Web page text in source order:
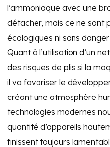
l’ammoniaque avec une
détacher, mais ce ne sont
écologiques ni sans
Quant à l’utilisation d’un
des risques de plis si la
il va favoriser le
créant une atmosphère
technologies modernes
quantité d’appareils
finissent toujours